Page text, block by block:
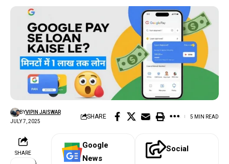
BYVIPIN JAISWAR
JULY 7, 2025
SHARE 5 MIN READ
SHARE
Google
News
Social